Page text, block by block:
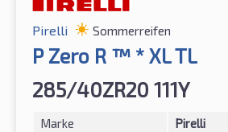
Pirelli Sommerreifen
P Zero R ™ * XL TL
285/40ZR20 111Y
Marke
Pirelli